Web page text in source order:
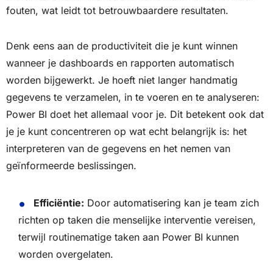
fouten, wat leidt tot betrouwbaardere resultaten.
Denk eens aan de productiviteit die je kunt winnen
wanneer je dashboards en rapporten automatisch
worden bijgewerkt. Je hoeft niet langer handmatig
gegevens te verzamelen, in te voeren en te analyseren:
Power BI doet het allemaal voor je. Dit betekent ook dat
je je kunt concentreren op wat echt belangrijk is: het
interpreteren van de gegevens en het nemen van
geïnformeerde beslissingen.
Efficiëntie: Door automatisering kan je team zich
richten op taken die menselijke interventie vereisen,
terwijl routinematige taken aan Power BI kunnen
worden overgelaten.